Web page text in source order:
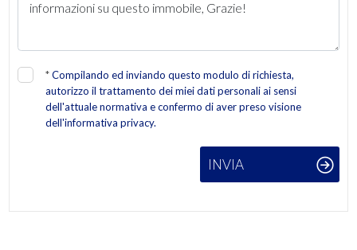
*Compilando ed inviando questo modulo di richiesta,
autorizzo il trattamento dei miei dati personali ai sensi
dell'attuale normativa e confermo di aver preso visione
dell'informativa privacy.
INVIA
Giardino
Balcone/Terrazzo